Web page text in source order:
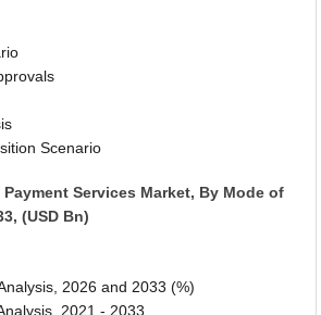
Scenario
Services Market, By Mode of
(USD Bn)
2026 and 2033 (%)
2021 - 2033